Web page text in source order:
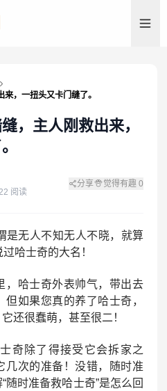
，一扭头又卡门缝了。
，主人刚救出来，
阅读
分享 觉得有趣 0
是无人不知无人不晓，就算
哈士奇的大名！
，哈士奇外表帅气，带出去
如果您真的养了哈士奇，
还很蠢萌，甚至很二！
奇除了得接受它会拆家之
几次的准备！没错，随时准
随时准备救哈士奇”是怎么回